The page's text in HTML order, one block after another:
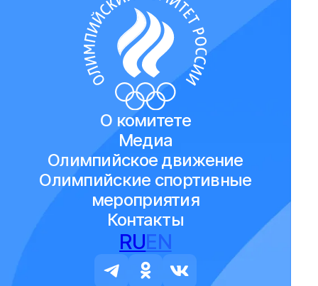
О комитете
Медиа
Олимпийское движение
Олимпийские спортивные
мероприятия
Контакты
RUEN